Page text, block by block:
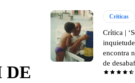
DE
Críticas
Crítica |
encontra
de